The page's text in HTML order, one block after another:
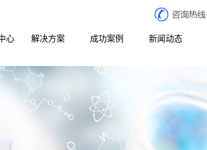
心
验室装修
验室通风
室家具
解决方案
实验室装修解决方案
实验室净化解决方案
实验室通风解决方案
成功案例 新闻动态
行业新闻
常见问题